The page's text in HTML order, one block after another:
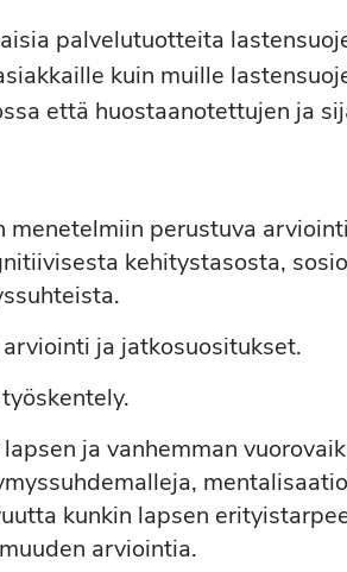
palvelutuotteita
kuin muille
että huostaanotettujen ja
perustuva
kehitystasosta,
ja jatkosuositukset.
ja vanhemman
kunkin lapsen
arviointia.